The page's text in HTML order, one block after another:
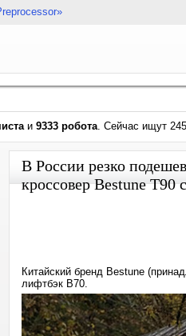
и 9333 робота. Сейчас ищут
В России резко
кроссовер Bestune
Китайский бренд Bestune
лифтбэк B70.